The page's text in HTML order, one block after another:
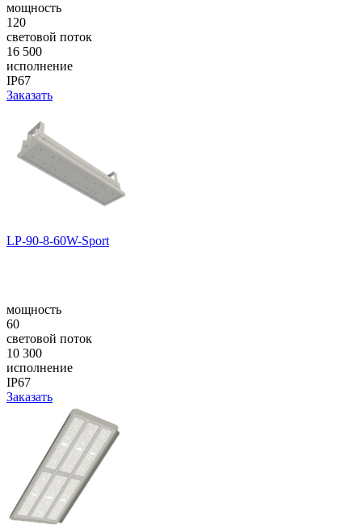
мощность
120
световой поток
16 500
исполнение
IP67
Заказать
LP-90-8-60W-Sport
мощность
60
световой поток
10 300
исполнение
IP67
Заказать